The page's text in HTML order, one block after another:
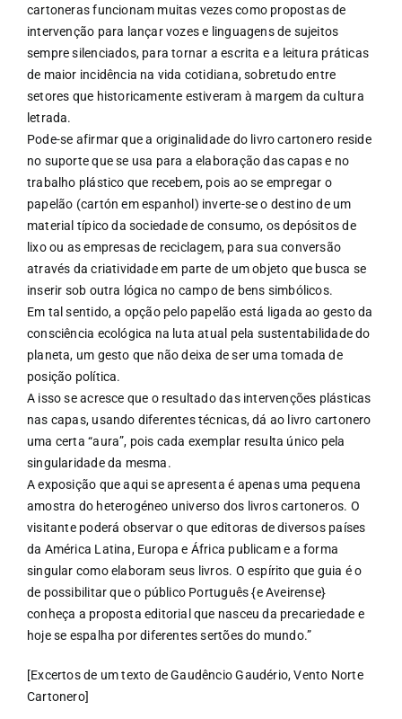
cartoneras funcionam muitas vezes como propostas de
intervenção para lançar vozes e linguagens de sujeitos
sempre silenciados, para tornar a escrita e a leitura práticas
de maior incidência na vida cotidiana, sobretudo entre
setores que historicamente estiveram à margem da cultura
letrada.
Pode-se afirmar que a originalidade do livro cartonero reside
no suporte que se usa para a elaboração das capas e no
trabalho plástico que recebem, pois ao se empregar o
papelão (cartón em espanhol) inverte-se o destino de um
material típico da sociedade de consumo, os depósitos de
lixo ou as empresas de reciclagem, para sua conversão
através da criatividade em parte de um objeto que busca se
inserir sob outra lógica no campo de bens simbólicos.
Em tal sentido, a opção pelo papelão está ligada ao gesto da
consciência ecológica na luta atual pela sustentabilidade do
planeta, um gesto que não deixa de ser uma tomada de
posição política.
A isso se acresce que o resultado das intervenções plásticas
nas capas, usando diferentes técnicas, dá ao livro cartonero
uma certa “aura”, pois cada exemplar resulta único pela
singularidade da mesma.
A exposição que aqui se apresenta é apenas uma pequena
amostra do heterogéneo universo dos livros cartoneros. O
visitante poderá observar o que editoras de diversos países
da América Latina, Europa e África publicam e a forma
singular como elaboram seus livros. O espírito que guia é o
de possibilitar que o público Português {e Aveirense}
conheça a proposta editorial que nasceu da precariedade e
hoje se espalha por diferentes sertões do mundo.”
[Excertos de um texto de Gaudêncio Gaudério, Vento Norte
Cartonero]